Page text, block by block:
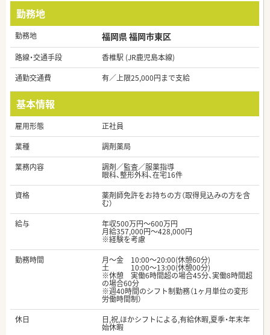
勤務地
勤務地 福岡県 福岡市東区
路線・交通手段
香椎駅 (JR鹿児島本線)
通勤交通費
有／上限25,000円まで支給
基本情報
雇用形態
正社員
業種
調剤薬局
業務内容
調剤／監査／服薬指導
眼科、整形外科、在宅16件
資格
薬剤師免許をお持ちの方（取得見込みの方を含
む）
給与
年収500万円～600万円
月給357,000円～428,000円
※経験を考慮
勤務時間
月～金 10:00～20:00(休憩60分)
土 10:00～13:00(休憩00分)
※休憩 実働6時間超の場合45分、実働8時間超
の場合60分
※週40時間のシフト制勤務（1ヶ月単位の変形
労働時間制）
休日
日,祝,ほかシフトによる,有給休暇,夏季・年末年
始休暇